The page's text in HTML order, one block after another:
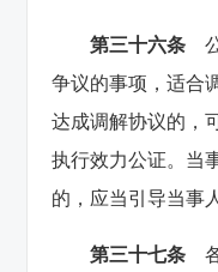
第三十六条
争议的事项，适合
达成调解协议的，
执行效力公证。当
的，应当引导当事
第三十七条